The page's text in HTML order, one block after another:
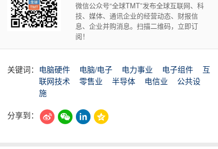
微信公众号“全球TMT”发布全球互联网、科
技、媒体、通讯企业的经营动态、财报信
息、企业并购消息。扫描二维码，立即订
阅！
关键词： 电脑硬件 电脑/电子 电力事业 电子组件
互
联网技术
零售业 半导体 电信业
公共设
施
分享到：